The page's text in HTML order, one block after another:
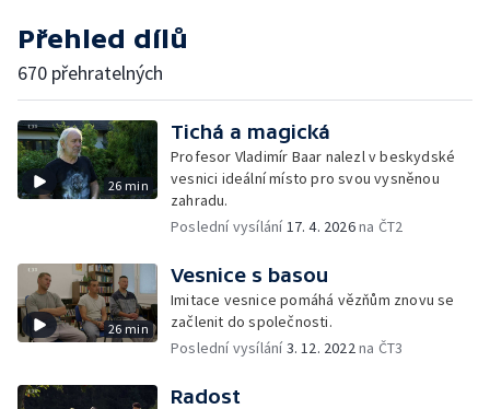
Přehled dílů
670 přehratelných
26 min
Tichá a magická
Profesor Vladimír Baar nalezl v beskydské
vesnici ideální místo pro svou vysněnou
zahradu.
Poslední vysílání17. 4. 2026na ČT2
26 min
Vesnice s basou
Imitace vesnice pomáhá vězňům znovu se
začlenit do společnosti.
Poslední vysílání3. 12. 2022na ČT3
Radost